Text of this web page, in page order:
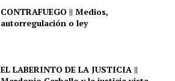
CONTRAFUEGO || Medios,
autorregulación o ley
EL LABERINTO DE LA JUSTICIA ||